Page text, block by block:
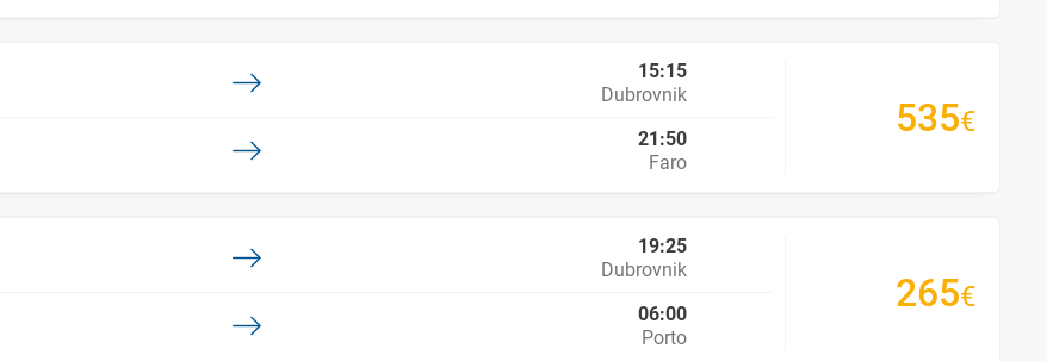
15:15
Dubrovnik
21:50
Faro
535€
19:25
Dubrovnik
06:00
Porto
265€